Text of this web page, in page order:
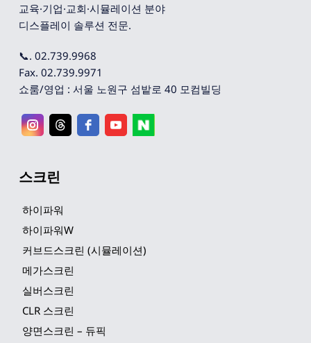
교육·기업·교회·시뮬레이션 분야
디스플레이 솔루션 전문.
📞. 02.739.9968
Fax. 02.739.9971
쇼룸/영업 : 서울 노원구 섬밭로 40 모컴빌딩
스크린
하이파워
하이파워W
커브드스크린 (시뮬레이션)
메가스크린
실버스크린
CLR 스크린
양면스크린 – 듀픽